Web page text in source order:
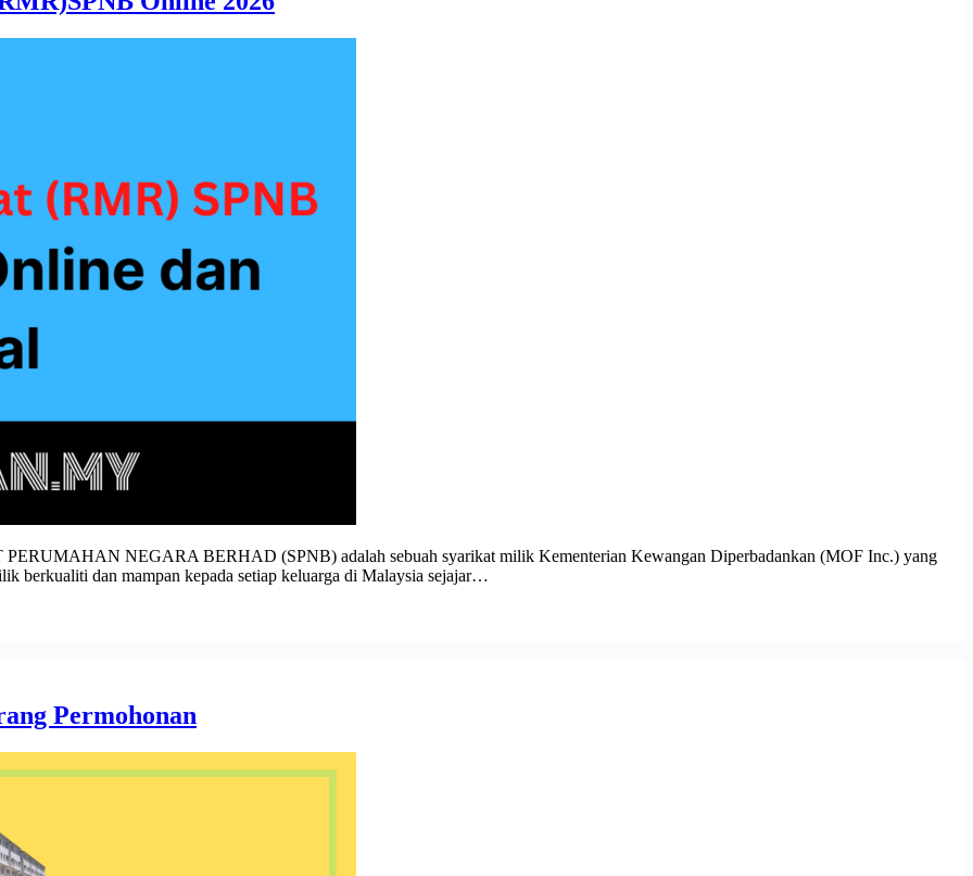
PERUMAHAN NEGARA BERHAD (SPNB) adalah sebuah syarikat milik Kementerian Kewangan Diperbadankan (MOF Inc.) yang
berkualiti dan mampan kepada setiap keluarga di Malaysia sejajar…
Permohonan